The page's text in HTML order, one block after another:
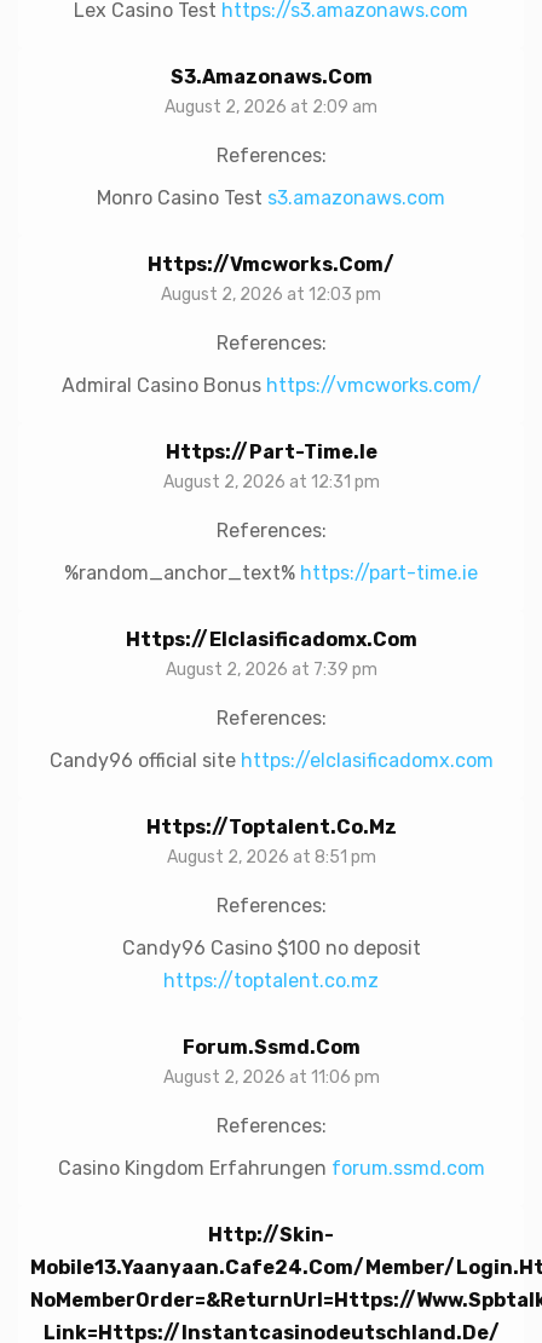
Lex Casino Test https://s3.amazonaws.com
S3.amazonaws.com
August 2, 2026 at 2:09 am
References:
Monro Casino Test s3.amazonaws.com
Https://vmcworks.com/
August 2, 2026 at 12:03 pm
References:
Admiral Casino Bonus https://vmcworks.com/
Https://part-Time.ie
August 2, 2026 at 12:31 pm
References:
%random_anchor_text% https://part-time.ie
Https://elclasificadomx.com
August 2, 2026 at 7:39 pm
References:
Candy96 official site https://elclasificadomx.com
Https://toptalent.co.mz
August 2, 2026 at 8:51 pm
References:
Candy96 Casino $100 no deposit
https://toptalent.co.mz
Forum.ssmd.com
August 2, 2026 at 11:06 pm
References:
Casino Kingdom Erfahrungen forum.ssmd.com
Http://skin-
Mobile13.yaanyaan.cafe24.com/member/
NoMemberOrder=&returnUrl=https://
Link=https://instantcasinodeutschland.de/